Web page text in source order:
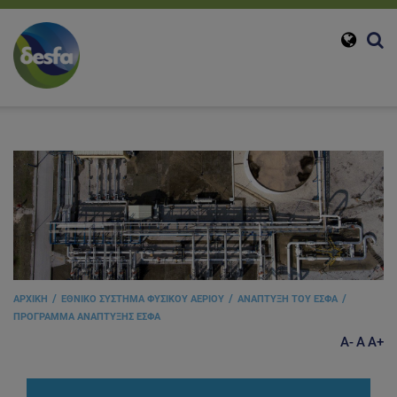
ΑΡΧΙΚΗ ΕΘΝΙΚΟ ΣΥΣΤΗΜΑ ΦΥΣΙΚΟΥ ΑΕΡΙΟΥ
ΑΝΑΠΤΥΞΗ ΤΟΥ ΕΣΦΑ
ΠΡΟΓΡΑΜΜΑ ΑΝΑΠΤΥΞΗΣ ΕΣΦΑ
A-AA+